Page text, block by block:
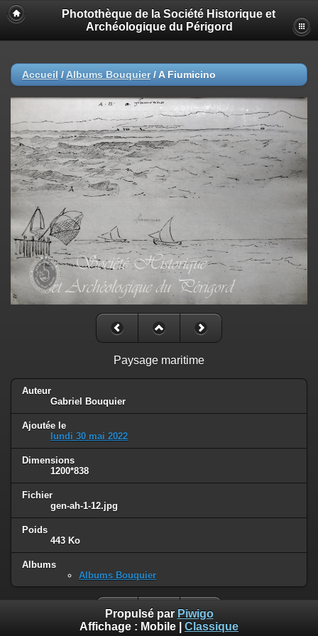
Photothèque de la Société Historique et
Archéologique du Périgord
Accueil / Albums Bouquier/ A Fiumicino
Paysage maritime
Auteur
Gabriel Bouquier
Ajoutée le
lundi 30 mai 2022
Dimensions
1200*838
Fichier
gen-ah-1-12.jpg
Poids
443 Ko
Albums
Albums Bouquier
Propulsé par Piwigo
Affichage : Mobile Classique